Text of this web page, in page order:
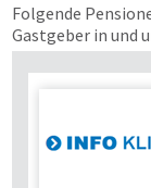
Folgende
Gastgeber in und